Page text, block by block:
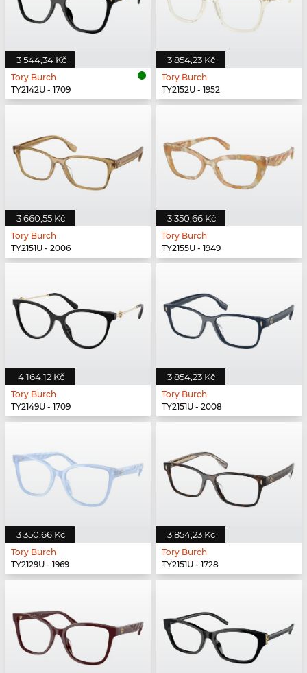
3 544,34 Kč
Tory Burch
TY2142U - 1709
3 854,23 Kč
Tory Burch
TY2152U - 1952
3 660,55 Kč
Tory Burch
TY2151U - 2006
3 350,66 Kč
Tory Burch
TY2155U - 1949
4 164,12 Kč
Tory Burch
TY2149U - 1709
3 854,23 Kč
Tory Burch
TY2151U - 2008
3 350,66 Kč
Tory Burch
TY2129U - 1969
3 854,23 Kč
Tory Burch
TY2151U - 1728